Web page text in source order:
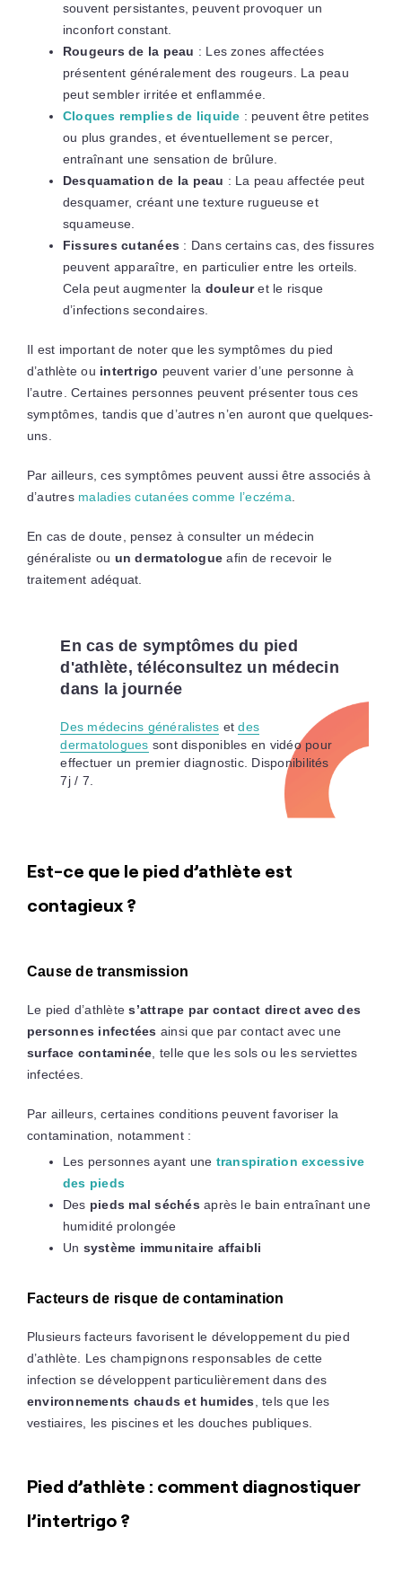
souvent persistantes, peuvent provoquer un
inconfort constant.
Rougeurs de la peau : Les zones affectées
présentent généralement des rougeurs. La peau
peut sembler irritée et enflammée.
Cloques remplies de liquide : peuvent être petites
ou plus grandes, et éventuellement se percer,
entraînant une sensation de brûlure.
Desquamation de la peau : La peau affectée peut
desquamer, créant une texture rugueuse et
squameuse.
Fissures cutanées : Dans certains cas, des fissures
peuvent apparaître, en particulier entre les orteils.
Cela peut augmenter la douleuret le risque
d’infections secondaires.
Il est important de noter que les symptômes du pied
d’athlète ou intertrigo peuvent varier d’une personne à
l’autre. Certaines personnes peuvent présenter tous ces
symptômes, tandis que d’autres n’en auront que quelques-
uns.
Par ailleurs, ces symptômes peuvent aussi être associés à
d’autres maladies cutanées comme l’eczéma.
En cas de doute, pensez à consulter un médecin
généraliste ou un dermatologue afin de recevoir le
traitement adéquat.
En cas de symptômes du pied
d'athlète, téléconsultez un médecin
dans la journée
Des médecins généralistes etdes
dermatologues sont disponibles en vidéo pour
effectuer un premier diagnostic. Disponibilités
7j / 7.
Est-ce que le pied d’athlète est
contagieux ?
Cause de transmission
Le pied d’athlètes’attrape par contact direct avec des
personnes infectées ainsi que par contact avec une
surface contaminée, telle que les sols ou les serviettes
infectées.
Par ailleurs, certaines conditions peuvent favoriser la
contamination, notamment :
Les personnes ayant une transpiration excessive
des pieds
Des pieds mal séchés après le bain entraînant une
humidité prolongée
Un système immunitaire affaibli
Facteurs de risque de contamination
Plusieurs facteurs favorisent le développement du pied
d’athlète. Les champignons responsables de cette
infection se développent particulièrement dans des
environnements chauds et humides, tels que les
vestiaires, les piscines et les douches publiques.
Pied d’athlète : comment diagnostiquer
l’intertrigo ?